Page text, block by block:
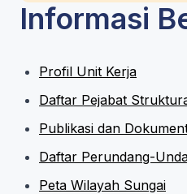
Informasi
Profil Unit Kerja
Daftar Pejabat
Publikasi dan
Daftar Perundang-
Peta Wilayah Sungai